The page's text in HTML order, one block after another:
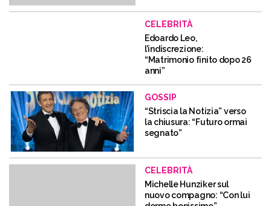
CELEBRITÀ
Edoardo Leo,
l’indiscrezione:
“Matrimonio finito dopo 26
anni”
GOSSIP
“Striscia la Notizia” verso
la chiusura: “Futuro ormai
segnato”
CELEBRITÀ
Michelle Hunziker sul
nuovo compagno: “Con lui